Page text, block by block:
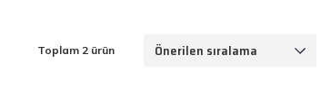
Toplam 2 ürün